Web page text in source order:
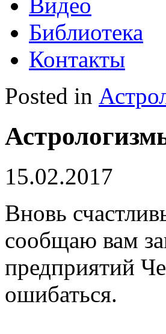
Библиотека
Контакты
Posted in
15.02.2017
Вновь
сообщаю вам
предприятий
ошибаться.